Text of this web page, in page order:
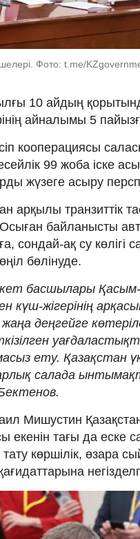
Фото: t.me/
10 айдың
айналымы 5
кооперациясы
99 жоба іске
жүзеге асыру
арқылы транзиттік
Осыған байланысты
сондай-ақ су
бөлінуде.
басшылары
күш-жігерінің
деңгейге
ету. Қазақстан
салада
Мишустин Қазақстан
екенін тағы да еске
көршілік, өзара